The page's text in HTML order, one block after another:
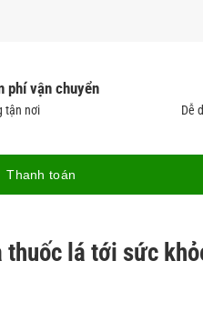
phí vận chuyển
tận nơi Dễ
Thanh toán
lá tới sức